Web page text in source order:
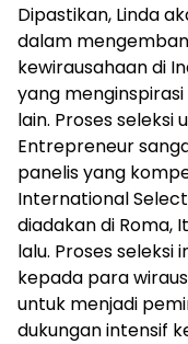
Dipastikan, Linda
dalam
kewirausahaan di
yang
lain. Proses seleksi
Entrepreneur
panelis yang
International
diadakan di Roma,
lalu. Proses seleksi
kepada para
untuk menjadi
dukungan intensif